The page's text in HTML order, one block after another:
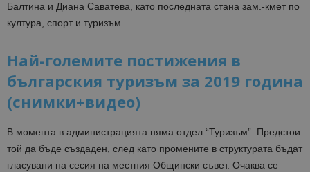
Балтина и Диана Саватева, като последната стана зам.-кмет по
култура, спорт и туризъм.
Най-големите постижения в
българския туризъм за 2019 година
(снимки+видео)
В момента в администрацията няма отдел “Туризъм”. Предстои
той да бъде създаден, след като промените в структурата бъдат
гласувани на сесия на местния Общински съвет. Очаква се